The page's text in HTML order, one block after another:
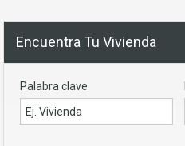
Encuentra Tu Vivienda
Palabra clave